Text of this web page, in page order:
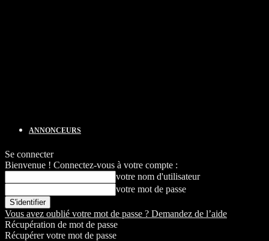
ANNONCEURS
Se connecter
Bienvenue ! Connectez-vous à votre compte :
votre nom d'utilisateur
votre mot de passe
Vous avez oublié votre mot de passe ? Demandez de l’aide
Récupération de mot de passe
Récupérer votre mot de passe